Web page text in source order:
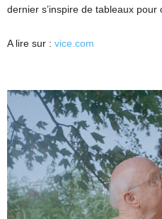
dernier s’inspire de tableaux
A lire sur : vice.com